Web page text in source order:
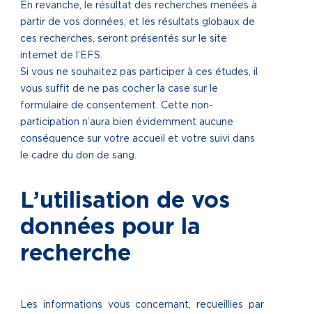
En revanche, le résultat des recherches menées à
partir de vos données, et les résultats globaux de
ces recherches, seront présentés sur le site
internet de l’EFS.
Si vous ne souhaitez pas participer à ces études, il
vous suffit de ne pas cocher la case sur le
formulaire de consentement. Cette non-
participation n’aura bien évidemment aucune
conséquence sur votre accueil et votre suivi dans
le cadre du don de sang.
L’utilisation de vos
données pour la
recherche
Les informations vous concernant, recueillies par